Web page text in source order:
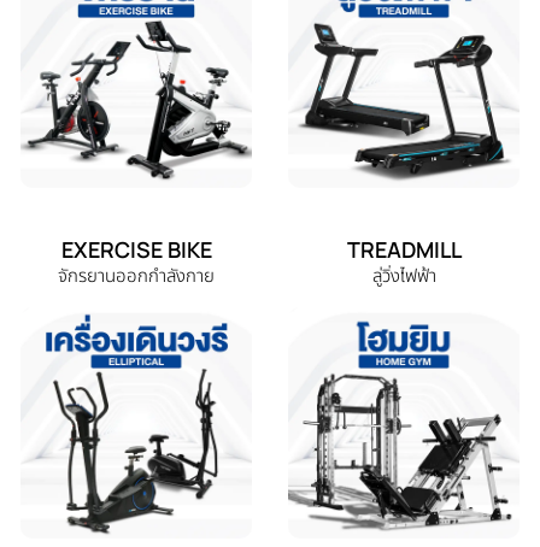
EXERCISE BIKE
จักรยานออกกำลังกาย
TREADMILL
ลู่วิ่งไฟฟ้า